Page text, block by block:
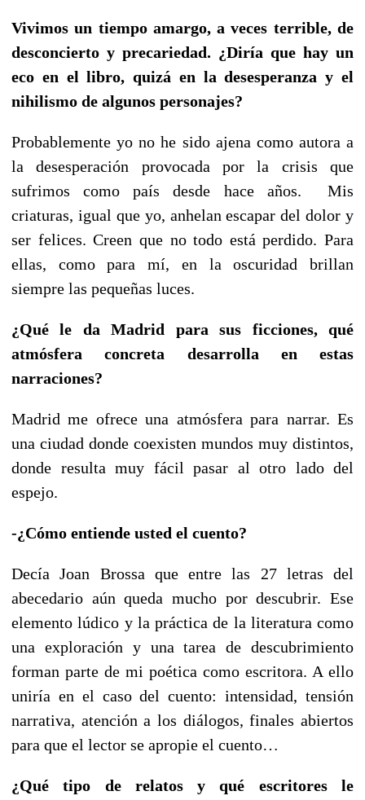
Vivimos un tiempo amargo, a veces terrible, de
desconcierto y precariedad. ¿Diría que hay un
eco en el libro, quizá en la desesperanza y el
nihilismo de algunos personajes?
Probablemente yo no he sido ajena como autora a
la desesperación provocada por la crisis que
sufrimos como país desde hace años. Mis
criaturas, igual que yo, anhelan escapar del dolor y
ser felices. Creen que no todo está perdido. Para
ellas, como para mí, en la oscuridad brillan
siempre las pequeñas luces.
¿Qué le da Madrid para sus ficciones, qué
atmósfera concreta desarrolla en estas
narraciones?
Madrid me ofrece una atmósfera para narrar. Es
una ciudad donde coexisten mundos muy distintos,
donde resulta muy fácil pasar al otro lado del
espejo.
-¿Cómo entiende usted el cuento?
Decía Joan Brossa que entre las 27 letras del
abecedario aún queda mucho por descubrir. Ese
elemento lúdico y la práctica de la literatura como
una exploración y una tarea de descubrimiento
forman parte de mi poética como escritora. A ello
uniría en el caso del cuento: intensidad, tensión
narrativa, atención a los diálogos, finales abiertos
para que el lector se apropie el cuento…
¿Qué tipo de relatos y qué escritores le